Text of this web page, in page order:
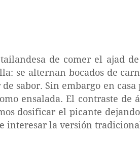
de comer el ajad
se alternan bocados de
sabor. Sin embargo en
ensalada. El contraste de
dosificar el picante
interesar la versión